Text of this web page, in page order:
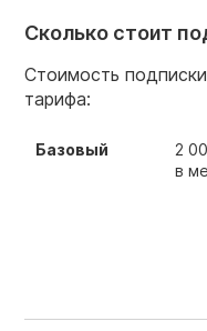
Сколько стоит
Стоимость
тарифа:
Базовый
2
в